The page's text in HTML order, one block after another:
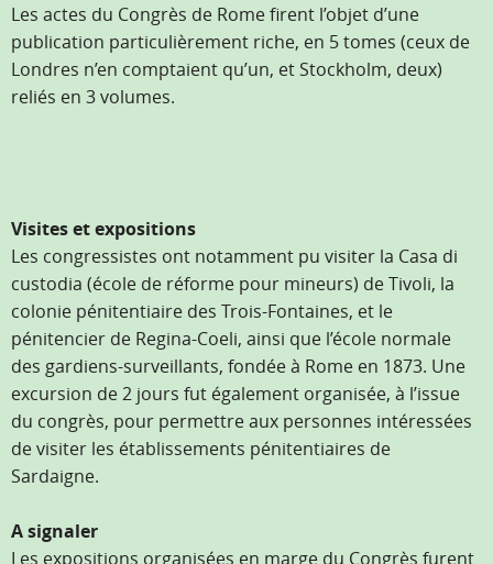
Les actes du Congrès de Rome firent l’objet d’une
publication particulièrement riche, en 5 tomes (ceux de
Londres n’en comptaient qu’un, et Stockholm, deux)
reliés en 3 volumes.
Visites et expositions
Les congressistes ont notamment pu visiter la Casa di
custodia (école de réforme pour mineurs) de Tivoli, la
colonie pénitentiaire des Trois-Fontaines, et le
pénitencier de Regina-Coeli, ainsi que l’école normale
des gardiens-surveillants, fondée à Rome en 1873. Une
excursion de 2 jours fut également organisée, à l’issue
du congrès, pour permettre aux personnes intéressées
de visiter les établissements pénitentiaires de
Sardaigne.
A signaler
Les expositions organisées en marge du Congrès furent